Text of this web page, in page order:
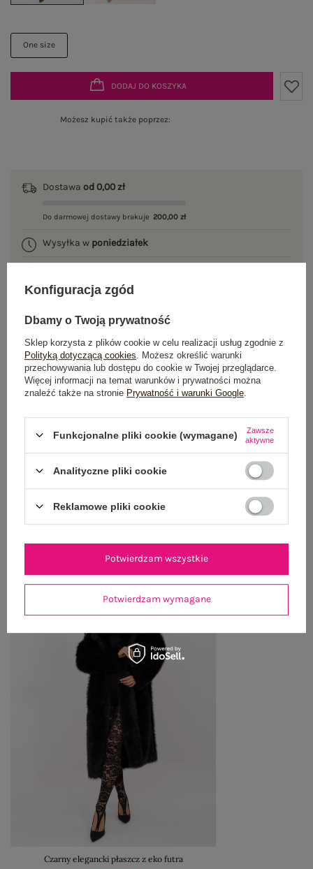
One size
DODAJ DO KOSZYKA
Możesz kupić także poprzez:
Dostawa od 0,00 zł
Do darmowej dostawy brakuje 200,00 zł
Wysyłka w poniedziałek
GŁÓWNE PARAMETRY
OPINIE O PRODUKCIE (2)
WYSYŁKA I DOSTAWA
ZWROTY I REKLAMACJE
OSTATNIO OGLĄDANE
Zobacz wszystko
Czarny elegancki płaszcz z eko futra
Konfiguracja zgód
Dbamy o Twoją prywatność
Sklep korzysta z plików cookie w celu realizacji usług zgodnie z
Polityką dotyczącą cookies . Możesz określić warunki
przechowywania lub dostępu do cookie w Twojej przeglądarce.
Więcej informacji na temat warunków i prywatności można
znaleźć także na stronie Prywatność i warunki Google
Funkcjonalne pliki cookie (wymagane)
Zawsze
aktywne
Analityczne pliki cookie
Reklamowe pliki cookie
Potwierdzam wymagane
Potwierdzam wszystkie